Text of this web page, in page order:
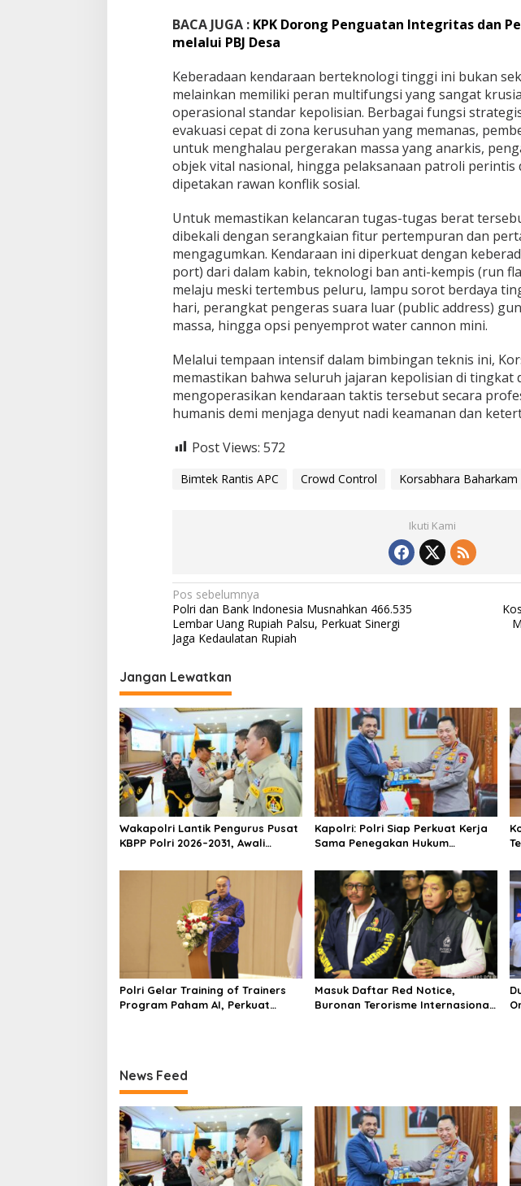
BACA JUGA : KPK Dorong Penguatan Integritas dan
melalui PBJ Desa
Keberadaan kendaraan berteknologi tinggi ini bukan
melainkan memiliki peran multifungsi yang sangat
operasional standar kepolisian. Berbagai fungsi
evakuasi cepat di zona kerusuhan yang memanas,
untuk menghalau pergerakan massa yang anarkis,
objek vital nasional, hingga pelaksanaan patroli perintis
dipetakan rawan konflik sosial.
Untuk memastikan kelancaran tugas-tugas berat
dibekali dengan serangkaian fitur pertempuran dan
mengagumkan. Kendaraan ini diperkuat dengan
port) dari dalam kabin, teknologi ban anti-kempis (run
melaju meski tertembus peluru, lampu sorot berdaya
hari, perangkat pengeras suara luar (public address)
massa, hingga opsi penyemprot water cannon mini.
Melalui tempaan intensif dalam bimbingan teknis ini,
memastikan bahwa seluruh jajaran kepolisian di tingkat
mengoperasikan kendaraan taktis tersebut secara
humanis demi menjaga denyut nadi keamanan dan
Post Views: 572
Bimtek Rantis APC Crowd Control Korsabhara Baharkam
Ikuti Kami
N
a
v
i
g
a
s
i
p
o
s
Pos sebelumnya
Polri dan Bank Indonesia Musnahkan 466.535
Lembar Uang Rupiah Palsu, Perkuat Sinergi
Jaga Kedaulatan Rupiah
Jangan Lewatkan
Wakapolri Lantik Pengurus Pusat
KBPP Polri 2026–2031, Awali
Kapolri: Polri Siap Perkuat Kerja
Sama Penegakan Hukum
Hadapi Kejahatan Modern
Polri Gelar Training of Trainers
Program Paham AI, Perkuat
Masuk Daftar Red Notice,
Buronan Terorisme Internasional
News Feed